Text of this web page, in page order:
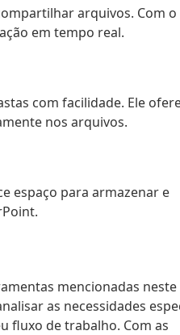
arquivos. Com
em tempo real.
com facilidade. Ele
nos arquivos.
espaço para armazenar e
mencionadas
as necessidades
fluxo de trabalho. Com as